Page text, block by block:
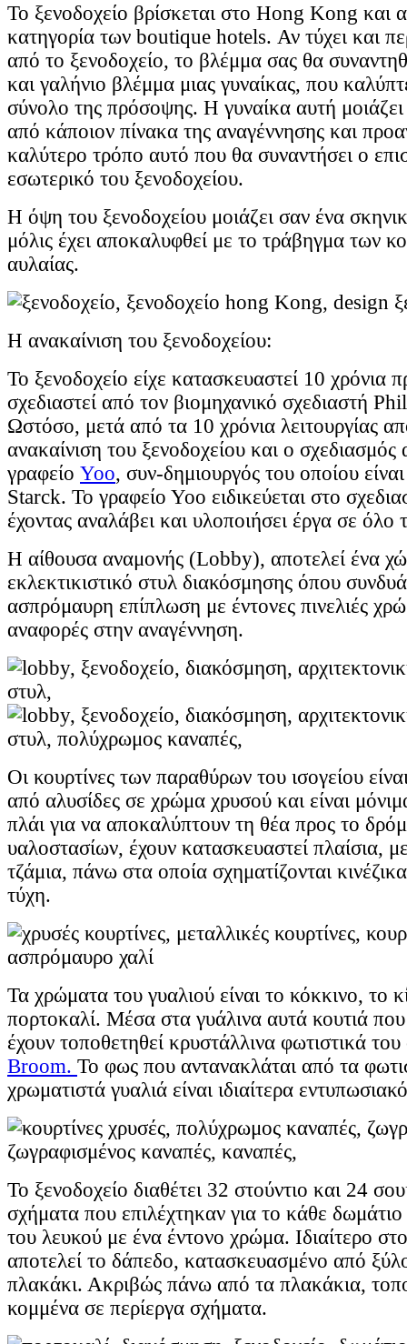
Το ξενοδοχείο βρίσκεται στο Hong Kong και
κατηγορία των boutique hotels. Αν τύχει και
από το ξενοδοχείο, το βλέμμα σας θα
και γαλήνιο βλέμμα μιας γυναίκας, που
σύνολο της πρόσοψης. Η γυναίκα αυτή μοιάζει
από κάποιον πίνακα της αναγέννησης και
καλύτερο τρόπο αυτό που θα συναντήσει ο
εσωτερικό του ξενοδοχείου.
Η όψη του ξενοδοχείου μοιάζει σαν ένα
μόλις έχει αποκαλυφθεί με το τράβηγμα των
αυλαίας.
Η ανακαίνιση του ξενοδοχείου:
Το ξενοδοχείο είχε κατασκευαστεί 10 χρόνια
σχεδιαστεί από τον βιομηχανικό σχεδιαστή
Ωστόσο, μετά από τα 10 χρόνια λειτουργίας
ανακαίνιση του ξενοδοχείου και ο σχεδιασμός
γραφείο Yoo, συν-δημιουργός του οποίου
Starck. Το γραφείο Υοο ειδικεύεται στο
έχοντας αναλάβει και υλοποιήσει έργα σε όλο
Η αίθουσα αναμονής (Lobby), αποτελεί ένα
εκλεκτικιστικό στυλ διακόσμησης όπου
ασπρόμαυρη επίπλωση με έντονες πινελιές
αναφορές στην αναγέννηση.
Οι κουρτίνες των παραθύρων του ισογείου
από αλυσίδες σε χρώμα χρυσού και είναι
πλάι για να αποκαλύπτουν τη θέα προς το
υαλοστασίων, έχουν κατασκευαστεί πλαίσια,
τζάμια, πάνω στα οποία σχηματίζονται
τύχη.
Τα χρώματα του γυαλιού είναι το κόκκινο, το
πορτοκαλί. Μέσα στα γυάλινα αυτά κουτιά
έχουν τοποθετηθεί κρυστάλλινα φωτιστικά
Broom. Το φως που αντανακλάται από τα
χρωματιστά γυαλιά είναι ιδιαίτερα
Το ξενοδοχείο διαθέτει 32 στούντιο και 24
σχήματα που επιλέχτηκαν για το κάθε
του λευκού με ένα έντονο χρώμα. Ιδιαίτερο
αποτελεί το δάπεδο, κατασκευασμένο από
πλακάκι. Ακριβώς πάνω από τα πλακάκια,
κομμένα σε περίεργα σχήματα.